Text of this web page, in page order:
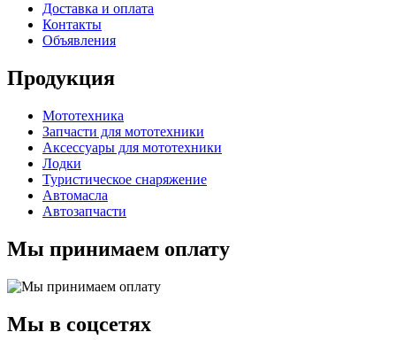
Доставка и оплата
Контакты
Объявления
Продукция
Мототехника
Запчасти для мототехники
Аксессуары для мототехники
Лодки
Туристическое снаряжение
Автомасла
Автозапчасти
Мы принимаем оплату
Мы в соцсетях